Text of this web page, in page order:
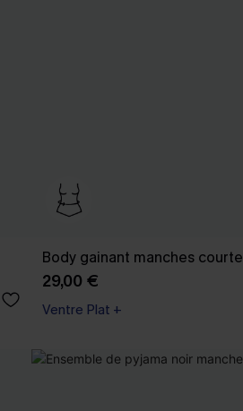
Body gainant manches
29,00 €
Ventre Plat +